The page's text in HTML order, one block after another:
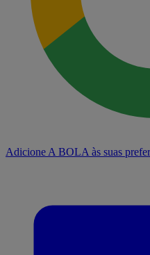
Adicione A BOLA às suas